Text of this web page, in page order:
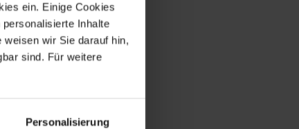
ein. Einige Cookies
Inhalte
wir Sie darauf hin,
sind. Für weitere
Personalisierung